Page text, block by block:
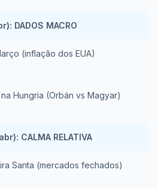
DADOS MACRO
(inflação dos EUA)
Hungria (Orbán vs Magyar)
CALMA RELATIVA
Santa (mercados fechados)